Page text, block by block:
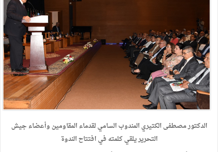
الدكتور مصطفى الكتيري المندوب السامي لقدماء المقاومين وأعضاء جيش
التحرير يلقي كلمته في افتتاح الندوة